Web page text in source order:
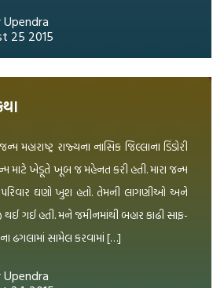
Upendra
25 2015
મહારાષ્ટ્ર રાજ્યના નાસિક જિલ્લાના ડિંડોરી
માટે ખેડૂતે ખૂબ જ મહેનત કરી હતી. મારા જન્મ
ઘણો ખુશ હતો. તેમની લાગણીઓ અને
ગઈ હતી. મને જમીનમાંથી બહાર કાઢી સાફ-
ઢગલામાં સામેલ કરવામાં […]
Upendra